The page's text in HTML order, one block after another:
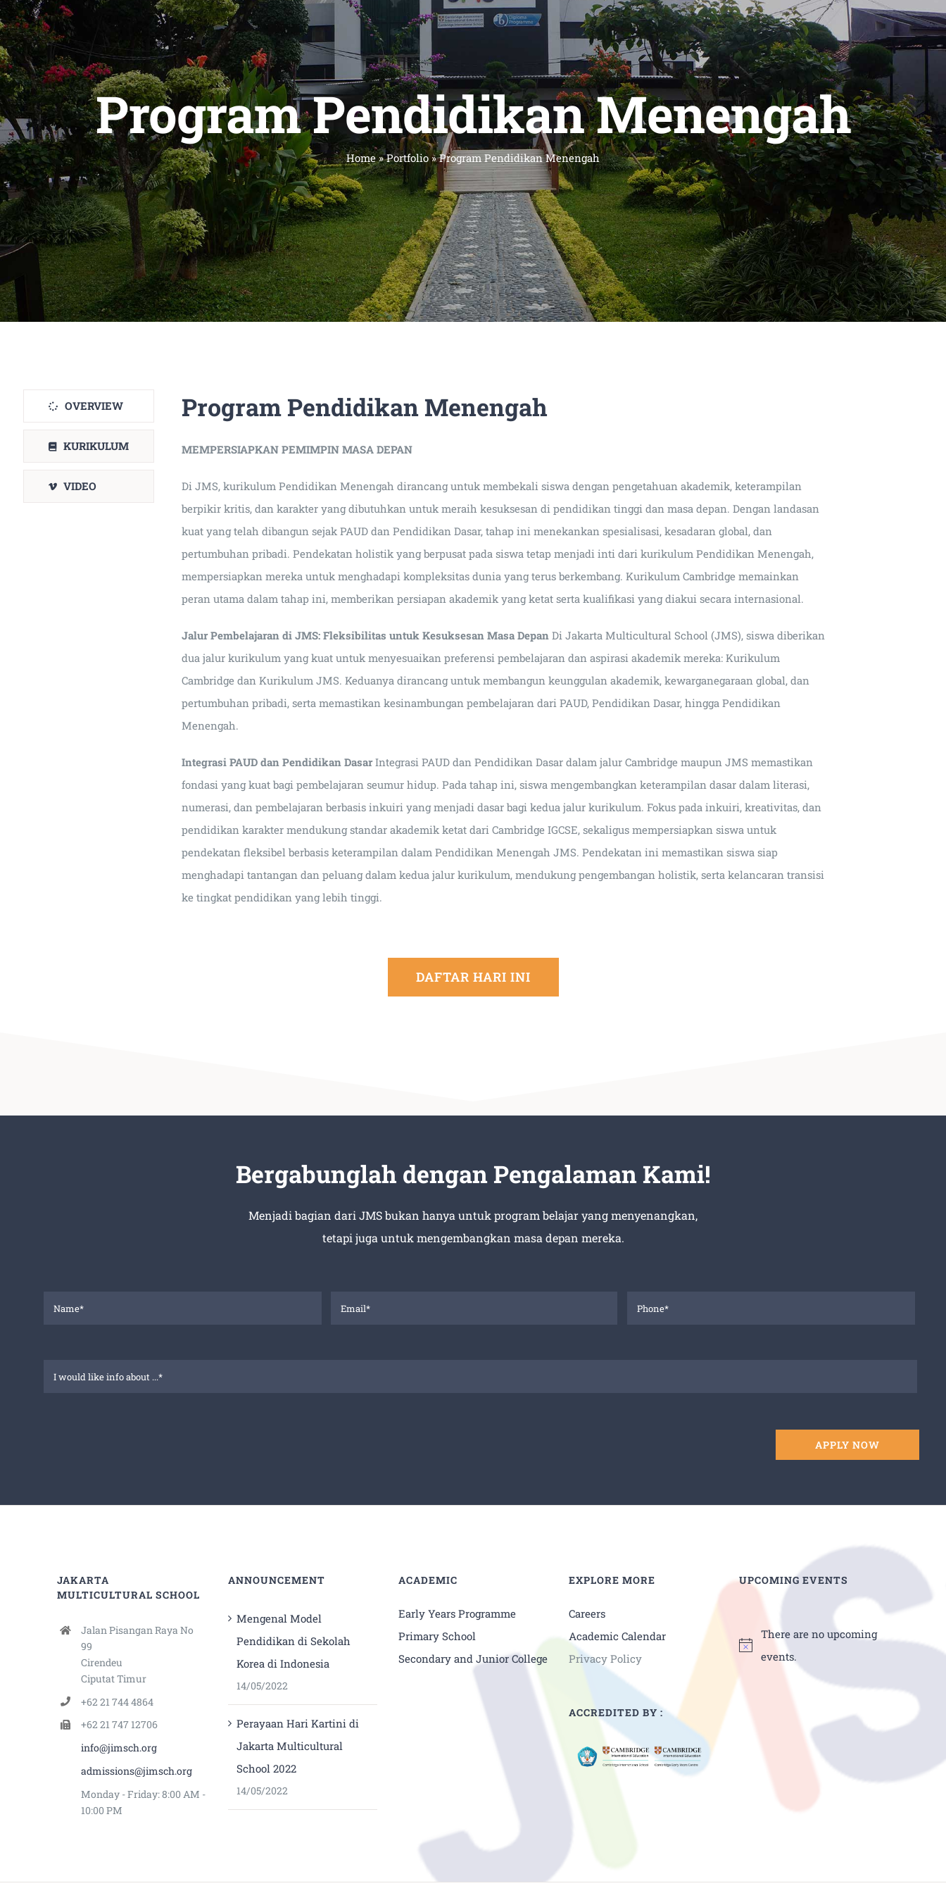
Program Pendidikan Menengah
Home»Portfolio»Program Pendidikan Menengah
OVERVIEW
KURIKULUM
VIDEO
Program Pendidikan Menengah
MEMPERSIAPKAN PEMIMPIN MASA DEPAN
Di JMS, kurikulum Pendidikan Menengah dirancang untuk membekali siswa dengan pengetahuan akademik, keterampilan
berpikir kritis, dan karakter yang dibutuhkan untuk meraih kesuksesan di pendidikan tinggi dan masa depan. Dengan landasan
kuat yang telah dibangun sejak PAUD dan Pendidikan Dasar, tahap ini menekankan spesialisasi, kesadaran global, dan
pertumbuhan pribadi. Pendekatan holistik yang berpusat pada siswa tetap menjadi inti dari kurikulum Pendidikan Menengah,
mempersiapkan mereka untuk menghadapi kompleksitas dunia yang terus berkembang. Kurikulum Cambridge memainkan
peran utama dalam tahap ini, memberikan persiapan akademik yang ketat serta kualifikasi yang diakui secara internasional.
Jalur Pembelajaran di JMS: Fleksibilitas untuk Kesuksesan Masa Depan Di Jakarta Multicultural School (JMS), siswa diberikan
dua jalur kurikulum yang kuat untuk menyesuaikan preferensi pembelajaran dan aspirasi akademik mereka: Kurikulum
Cambridge dan Kurikulum JMS. Keduanya dirancang untuk membangun keunggulan akademik, kewarganegaraan global, dan
pertumbuhan pribadi, serta memastikan kesinambungan pembelajaran dari PAUD, Pendidikan Dasar, hingga Pendidikan
Menengah.
Integrasi PAUD dan Pendidikan DasarIntegrasi PAUD dan Pendidikan Dasar dalam jalur Cambridge maupun JMS memastikan
fondasi yang kuat bagi pembelajaran seumur hidup. Pada tahap ini, siswa mengembangkan keterampilan dasar dalam literasi,
numerasi, dan pembelajaran berbasis inkuiri yang menjadi dasar bagi kedua jalur kurikulum. Fokus pada inkuiri, kreativitas, dan
pendidikan karakter mendukung standar akademik ketat dari Cambridge IGCSE, sekaligus mempersiapkan siswa untuk
pendekatan fleksibel berbasis keterampilan dalam Pendidikan Menengah JMS. Pendekatan ini memastikan siswa siap
menghadapi tantangan dan peluang dalam kedua jalur kurikulum, mendukung pengembangan holistik, serta kelancaran transisi
ke tingkat pendidikan yang lebih tinggi.
DAFTAR HARI INI
Bergabunglah dengan Pengalaman Kami!
Menjadi bagian dari JMS bukan hanya untuk program belajar yang menyenangkan,
tetapi juga untuk mengembangkan masa depan mereka.
APPLY NOW
JAKARTA
MULTICULTURAL SCHOOL
Jalan Pisangan Raya No
99
Cirendeu
Ciputat Timur
+62 21 744 4864
+62 21 747 12706
info@jimsch.org
admissions@jimsch.org
Monday - Friday: 8:00 AM -
10:00 PM
ANNOUNCEMENT
Mengenal Model
Pendidikan di Sekolah
Korea di Indonesia
14/05/2022
Perayaan Hari Kartini di
Jakarta Multicultural
School 2022
14/05/2022
ACADEMIC
Early Years Programme
Primary School
Secondary and Junior College
EXPLORE MORE
Careers
Academic Calendar
Privacy Policy
ACCREDITED BY :
UPCOMING EVENTS
There are no upcoming
events.